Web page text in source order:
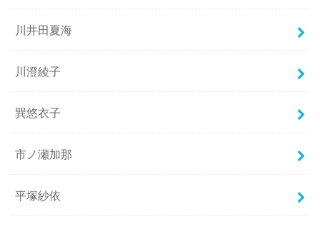
川井田夏海
川澄綾子
巽悠衣子
市ノ瀬加那
平塚紗依